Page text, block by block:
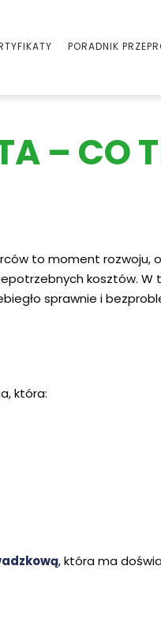
PORADNIK
– CO
to moment rozwoju,
kosztów. W
sprawnie i
która:
, która ma